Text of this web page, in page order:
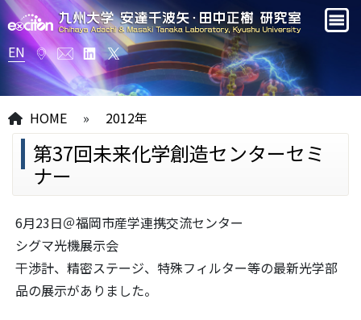
EN
HOME » 2012年
第37回未来化学創造センターセミ
ナー
6月23日＠福岡市産学連携交流センター
シグマ光機展示会
干渉計、精密ステージ、特殊フィルター等の最新光学部
品の展示がありました。